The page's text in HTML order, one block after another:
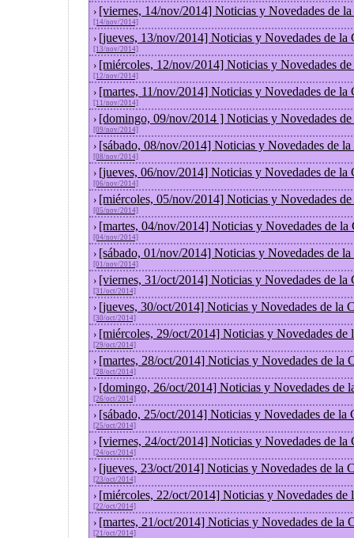
› [viernes, 14/nov/2014] Noticias y Novedades de
[14/nov/2014]
› [jueves, 13/nov/2014] Noticias y Novedades de la
[13/nov/2014]
› [miércoles, 12/nov/2014] Noticias y Novedades
[12/nov/2014]
› [martes, 11/nov/2014] Noticias y Novedades de la
[11/nov/2014]
› [domingo, 09/nov/2014 ] Noticias y Novedades
[09/nov/2014]
› [sábado, 08/nov/2014] Noticias y Novedades de
[08/nov/2014]
› [jueves, 06/nov/2014] Noticias y Novedades de la
[06/nov/2014]
› [miércoles, 05/nov/2014] Noticias y Novedades
[05/nov/2014]
› [martes, 04/nov/2014] Noticias y Novedades de la
[04/nov/2014]
› [sábado, 01/nov/2014] Noticias y Novedades de
[01/nov/2014]
› [viernes, 31/oct/2014] Noticias y Novedades de la
[31/oct/2014]
› [jueves, 30/oct/2014] Noticias y Novedades de la
[30/oct/2014]
› [miércoles, 29/oct/2014] Noticias y Novedades de
[29/oct/2014]
› [martes, 28/oct/2014] Noticias y Novedades de la
[28/oct/2014]
› [domingo, 26/oct/2014] Noticias y Novedades de
[26/oct/2014]
› [sábado, 25/oct/2014] Noticias y Novedades de la
[25/oct/2014]
› [viernes, 24/oct/2014] Noticias y Novedades de la
[24/oct/2014]
› [jueves, 23/oct/2014] Noticias y Novedades de la
[23/oct/2014]
› [miércoles, 22/oct/2014] Noticias y Novedades de
[22/oct/2014]
› [martes, 21/oct/2014] Noticias y Novedades de la
[21/oct/2014]